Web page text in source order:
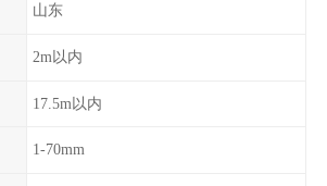
山东
2m以内
17.5m以内
1-70mm